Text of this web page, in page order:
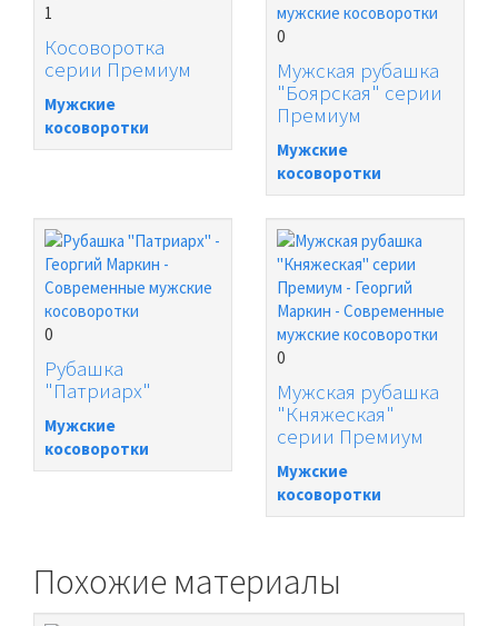
1
Косоворотка
серии Премиум
Мужские
косоворотки
0
Мужская рубашка
"Боярская" серии
Премиум
Мужские
косоворотки
0
Рубашка
"Патриарх"
Мужские
косоворотки
0
Мужская рубашка
"Княжеская"
серии Премиум
Мужские
косоворотки
Похожие материалы